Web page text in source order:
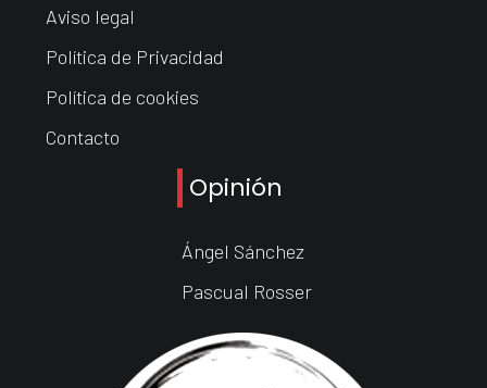
Aviso legal
Política de Privacidad
Política de cookies
Contacto
Opinión
Ángel Sánchez
Pascual Rosser